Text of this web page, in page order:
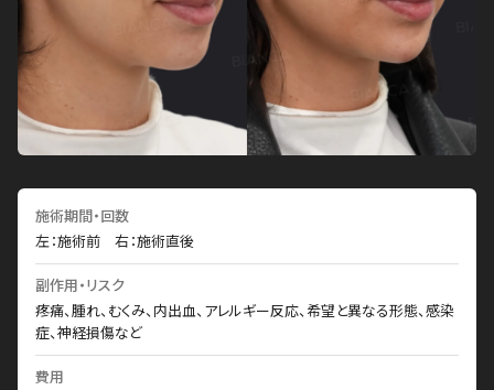
施術期間・回数
左：施術前 右：施術直後
副作用・リスク
疼痛、腫れ、むくみ、内出血、アレルギー反応、希望と異なる形態、感染
症、神経損傷など
費用